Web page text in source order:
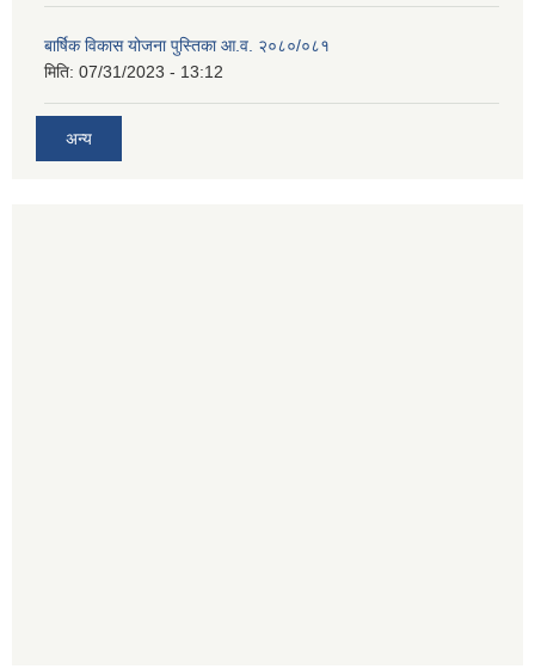
बार्षिक विकास योजना पुस्तिका आ.व. २०८०/०८१
मिति: 07/31/2023 - 13:12
अन्य